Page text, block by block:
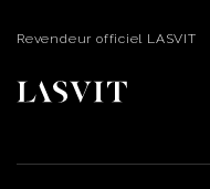
Revendeur officiel LASVIT